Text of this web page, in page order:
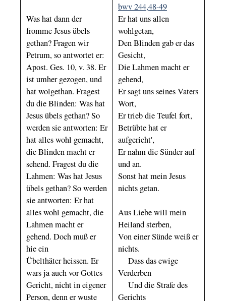
Was hat dann der
fromme Jesus übels
gethan? Fragen wir
Petrum, so antwortet er:
Apost. Ges. 10, v. 38. Er
ist umher gezogen, und
hat wolgethan. Fragest
du die Blinden: Was hat
Jesus übels gethan? So
werden sie antworten: Er
hat alles wohl gemacht,
die Blinden macht er
sehend. Fragest du die
Lahmen: Was hat Jesus
übels gethan? So werden
sie antworten: Er hat
alles wohl gemacht, die
Lahmen macht er
gehend. Doch muß er
hie ein
Übelthäter heissen. Er
wars ja auch vor Gottes
Gericht, nicht in eigener
Person, denn er wuste
bwv 244,48-49
Er hat uns allen
wohlgetan,
Den Blinden gab er das
Gesicht,
Die Lahmen macht er
gehend,
Er sagt uns seines Vaters
Wort,
Er trieb die Teufel fort,
Betrübte hat er
aufgericht',
Er nahm die Sünder auf
und an.
Sonst hat mein Jesus
nichts getan.
Aus Liebe will mein
Heiland sterben,
Von einer Sünde weiß er
nichts.
Dass das ewige
Verderben
Und die Strafe des
Gerichts